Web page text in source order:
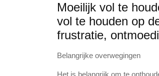
Moeilijk vol te
vol te houden op
frustratie,
Belangrijke overwegingen
Het is belangrijk om te